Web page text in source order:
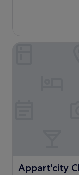
Appart'city
Appart'city